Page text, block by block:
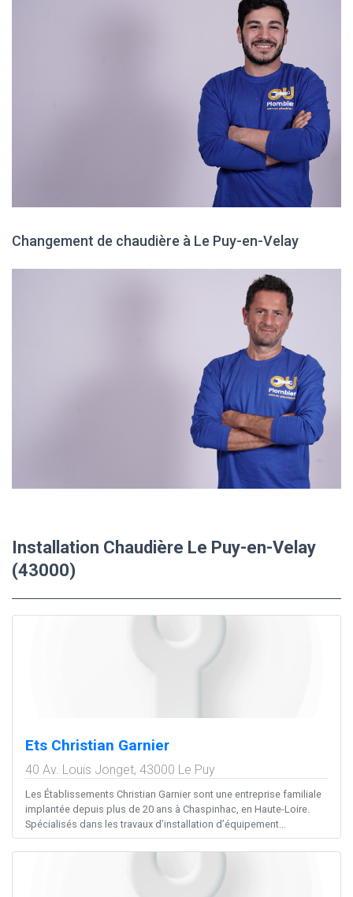
Changement de chaudière à Le Puy-en-Velay
Installation Chaudière Le Puy-en-Velay
(43000)
Ets Christian Garnier
40 Av. Louis Jonget, 43000 Le Puy
Les Établissements Christian Garnier sont une entreprise familiale
implantée depuis plus de 20 ans à Chaspinhac, en Haute-Loire.
Spécialisés dans les travaux d’installation d’équipement...